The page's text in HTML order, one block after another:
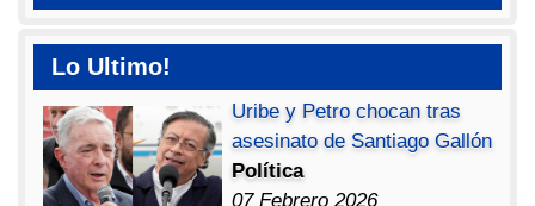
Lo Ultimo!
Uribe y Petro chocan tras
asesinato de Santiago Gallón
Política
07 Febrero 2026